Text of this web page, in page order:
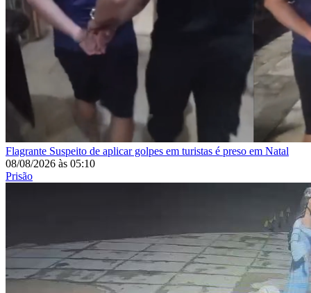
Flagrante Suspeito de aplicar golpes em turistas é preso em Natal
08/08/2026 às 05:10
Prisão